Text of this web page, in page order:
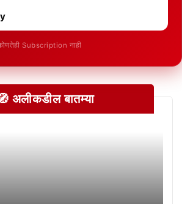
Subscription नाही
अलीकडील बातम्या